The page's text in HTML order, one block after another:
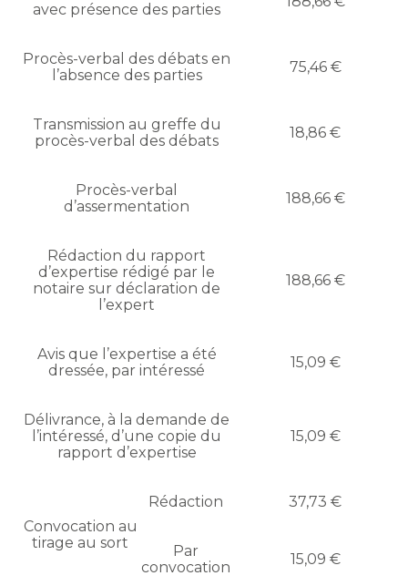
avec présence des parties
Procès-verbal des débats en
l’absence des parties
75,46 €
Transmission au greffe du
procès-verbal des débats
18,86 €
Procès-verbal
d’assermentation
188,66 €
Rédaction du rapport
d’expertise rédigé par le
notaire sur déclaration de
l’expert
188,66 €
Avis que l’expertise a été
dressée, par intéressé
15,09 €
Délivrance, à la demande de
l’intéressé, d’une copie du
rapport d’expertise
15,09 €
Convocation au
tirage au sort
Rédaction 37,73 €
Par
convocation
15,09 €